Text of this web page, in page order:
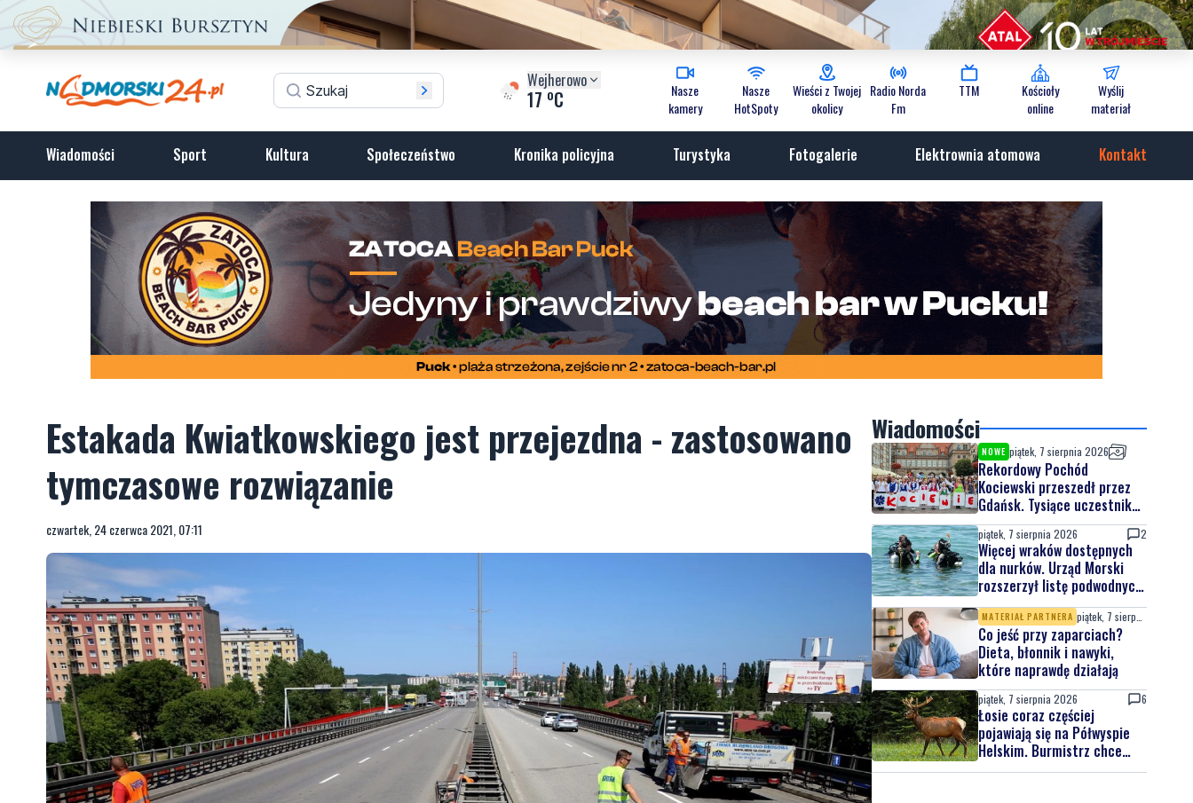
Wejherowo
17 oC
Nasze
kamery
Nasze
HotSpoty
Wieści z Twojej
okolicy
Radio Norda
Fm
TTM
Kościoły
online
Wyślij
materiał
Wiadomości Sport Kultura Społeczeństwo Kronika policyjna Turystyka Fotogalerie Elektrownia atomowa Kontakt
Estakada Kwiatkowskiego jest przejezdna - zastosowano
tymczasowe rozwiązanie
czwartek, 24 czerwca 2021, 07:11
Wiadomości
NOWE piątek, 7 sierpnia 2026
Rekordowy Pochód
Kociewski przeszedł przez
Gdańsk. Tysiące uczestników
na jubileuszowej edycji
piątek, 7 sierpnia 2026 2
Więcej wraków dostępnych
dla nurków. Urząd Morski
rozszerzył listę podwodnych
atrakcji
MATERIAŁ PARTNERA
Co jeść przy zaparciach?
Dieta, błonnik i nawyki,
które naprawdę działają
piątek, 7 sierpnia 2026 6
Łosie coraz częściej
pojawiają się na Półwyspie
Helskim. Burmistrz chce
nowych znaków drogowych